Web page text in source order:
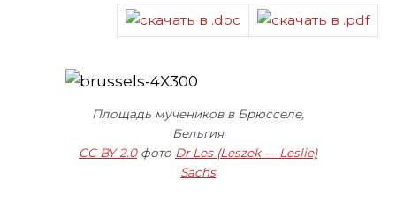
Площадь мучеников в Брюсселе,
Бельгия
CC BY 2.0фото Dr Les (Leszek — Leslie)
Sachs